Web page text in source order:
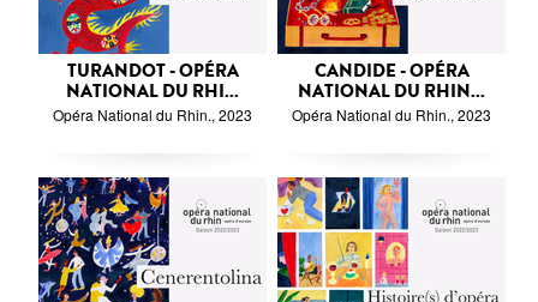
TURANDOT - OPÉRA
NATIONAL DU RHI...
Opéra National du Rhin., 2023
CANDIDE - OPÉRA
NATIONAL DU RHIN...
Opéra National du Rhin., 2023